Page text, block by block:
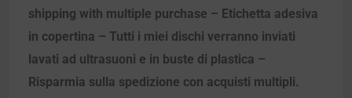
shipping with multiple purchase – Etichetta adesiva
in copertina – Tutti i miei dischi verranno inviati
lavati ad ultrasuoni e in buste di plastica –
Risparmia sulla spedizione con acquisti multipli.